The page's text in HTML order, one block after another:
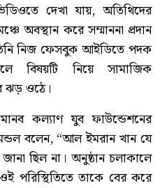
দেখা যায়, অতিথিদের
অবস্থান করে সম্মাননা প্রদান
নিজ ফেসবুক আইডিতে পদক
বিষয়টি নিয়ে সামাজিক
ঝড় ওঠে।
কল্যাণ যুব ফাউন্ডেশনের
বলেন, “আল ইমরান খান যে
ছিল না। অনুষ্ঠান চলাকালে
পরিস্থিতিতে তাকে বের করে